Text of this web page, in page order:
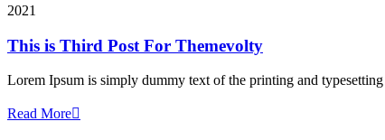
2021
This is Third Post For Themevolty
Lorem Ipsum is simply dummy text of the printing and
Read More